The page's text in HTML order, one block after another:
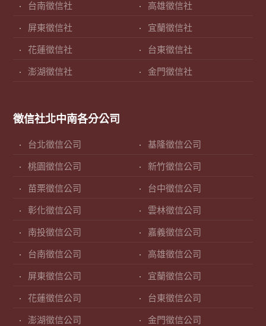
台南徵信社 高雄徵信社
屏東徵信社 宜蘭徵信社
花蓮徵信社 台東徵信社
澎湖徵信社 金門徵信社
徵信社北中南各分公司
台北徵信公司 基隆徵信公司
桃園徵信公司 新竹徵信公司
苗栗徵信公司 台中徵信公司
彰化徵信公司 雲林徵信公司
南投徵信公司 嘉義徵信公司
台南徵信公司 高雄徵信公司
屏東徵信公司 宜蘭徵信公司
花蓮徵信公司 台東徵信公司
澎湖徵信公司 金門徵信公司